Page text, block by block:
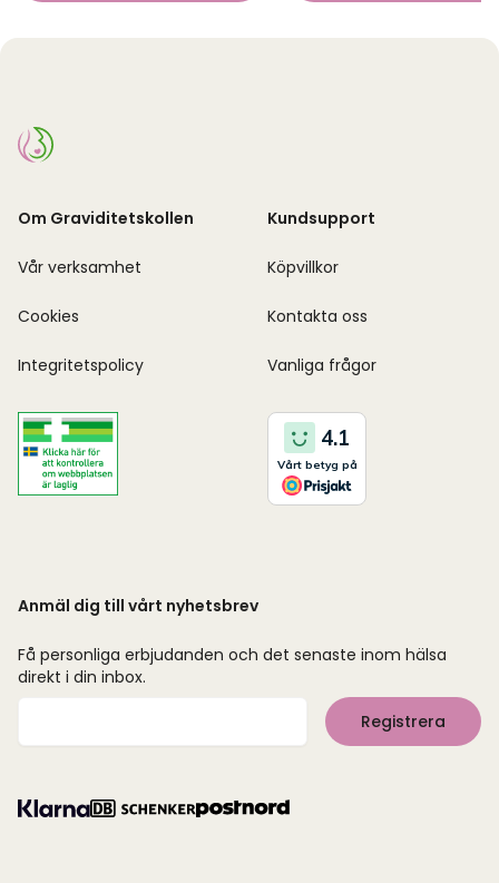
Om Graviditetskollen
Vår verksamhet
Cookies
Integritetspolicy
Kundsupport
Köpvillkor
Kontakta oss
Vanliga frågor
Anmäl dig till vårt nyhetsbrev
Få personliga erbjudanden och det senaste inom hälsa
direkt i din inbox.
Registrera